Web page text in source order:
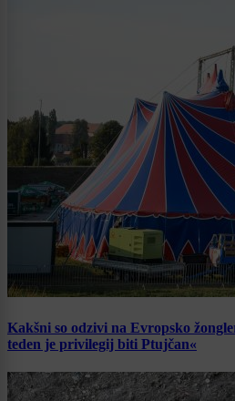
Kakšni so odzivi na Evropsko
teden je privilegij biti Ptujčan«